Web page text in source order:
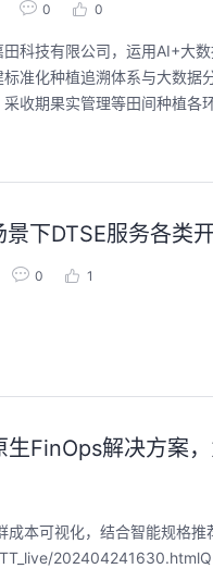
0 0
科技有限公司，运用AI+大
准化种植追溯体系与大数
收期果实管理等田间种植各
下DTSE服务各类
0 1
FinOps解决方案
本可视化，结合智能规格推
202404241630.htmlQ